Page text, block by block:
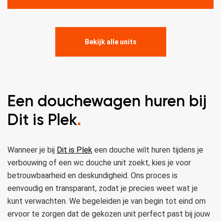
Bekijk alle units
Een douchewagen huren bij
Dit is Plek.
Wanneer je bij Dit is Plek een douche wilt huren tijdens je
verbouwing of een wc douche unit zoekt, kies je voor
betrouwbaarheid en deskundigheid. Ons proces is
eenvoudig en transparant, zodat je precies weet wat je
kunt verwachten. We begeleiden je van begin tot eind om
ervoor te zorgen dat de gekozen unit perfect past bij jouw